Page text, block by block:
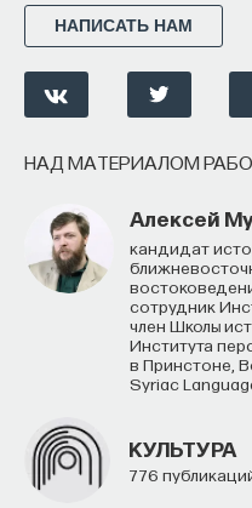
НАПИСАТЬ НАМ
НАД МАТЕРИАЛОМ
Алексей
кандидат исторических наук, руководитель
сотрудник
член Школы
Института
в Принстоне,
Syriac
КУЛЬТУРА
776